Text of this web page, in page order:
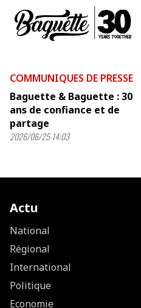
COMMUNIQUES DE PRESSE
Baguette & Baguette : 30
ans de confiance et de
partage
2026/06/25 14:03
Actu
National
Régional
International
Politique
Economie